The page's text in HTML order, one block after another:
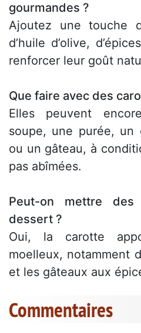
gourmandes ?
Ajoutez une touche
d’huile d’olive,
renforcer leur goût
Que faire avec des
Elles peuvent
soupe, une purée, un
ou un gâteau, à
pas abîmées.
Peut-on mettre
dessert ?
Oui, la carotte
moelleux, notamment
et les gâteaux aux
Commentaires